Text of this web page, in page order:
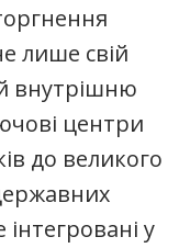
лише свій
внутрішню
центри
до великого
у